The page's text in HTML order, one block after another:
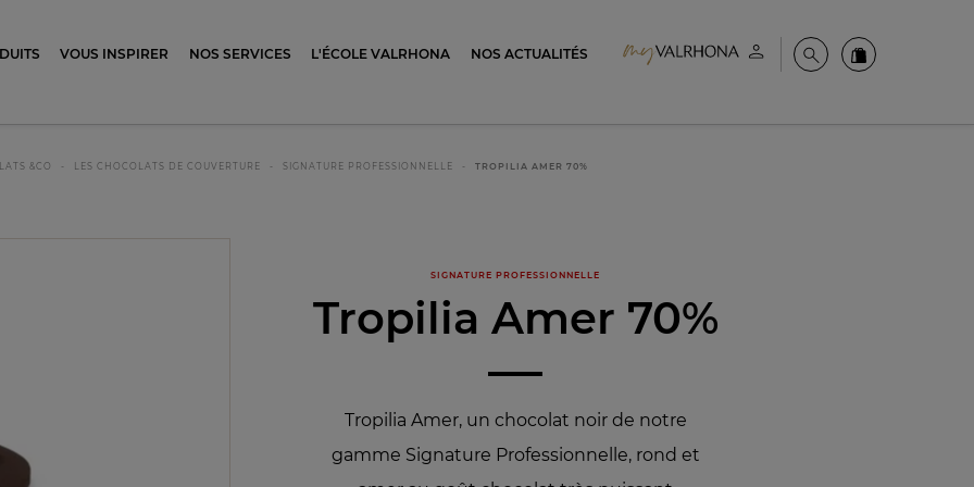
Espace client RechercheCommandez
VOUS INSPIRER NOS SERVICES L'ÉCOLE VALRHONA NOS ACTUALITÉS
&CO LES CHOCOLATS DE COUVERTURE SIGNATURE PROFESSIONNELLE TROPILIA AMER 70%
SIGNATURE PROFESSIONNELLE
Tropilia Amer 70%
Tropilia Amer, un chocolat noir de notre
gamme Signature Professionnelle, rond et